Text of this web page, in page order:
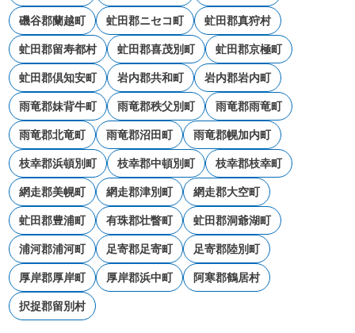
磯谷郡蘭越町 虻田郡ニセコ町 虻田郡真狩村
虻田郡留寿都村 虻田郡喜茂別町 虻田郡京極町
虻田郡倶知安町 岩内郡共和町 岩内郡岩内町
雨竜郡妹背牛町 雨竜郡秩父別町 雨竜郡雨竜町
雨竜郡北竜町 雨竜郡沼田町 雨竜郡幌加内町
枝幸郡浜頓別町 枝幸郡中頓別町 枝幸郡枝幸町
網走郡美幌町 網走郡津別町 網走郡大空町
虻田郡豊浦町 有珠郡壮瞥町 虻田郡洞爺湖町
浦河郡浦河町 足寄郡足寄町 足寄郡陸別町
厚岸郡厚岸町 厚岸郡浜中町 阿寒郡鶴居村
択捉郡留別村